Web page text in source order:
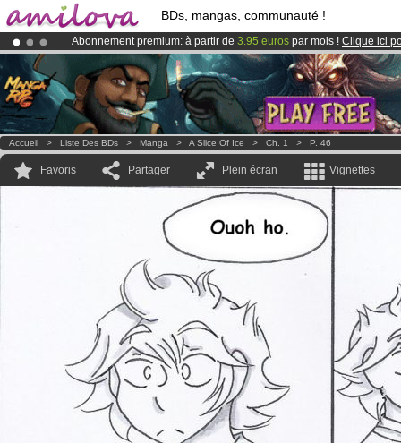
BDs, mangas, communauté !
Abonnement premium: à partir de 3.95 euros par mois ! Clique ici
LeKickstarter Amilova est désormais lancé!.
Déjà 100000membreset 1000BDs & Mangas!
Accueil > Liste Des BDs > Manga > A Slice Of Ice > Ch. 1 > P. 46
Favoris Partager Plein écran Vignettes